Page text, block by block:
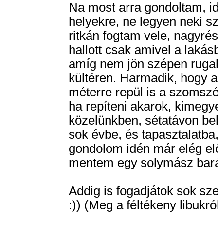
Na most arra gondoltam,
helyekre, ne legyen neki
ritkán fogtam vele,
hallott csak amivel a
amíg nem jön szépen
kültéren. Harmadik, hogy
méterre repül is a
ha repíteni akarok,
közelünkben, sétatávon
sok évbe, és
gondolom idén már elég
mentem egy solymász
Addig is fogadjátok sok
:)) (Meg a féltékeny